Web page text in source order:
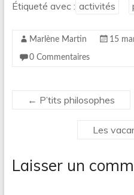
Étiqueté avec : activités
Marlène Martin 15
0 Commentaires
← P’tits philosophes
Les
Laisser un